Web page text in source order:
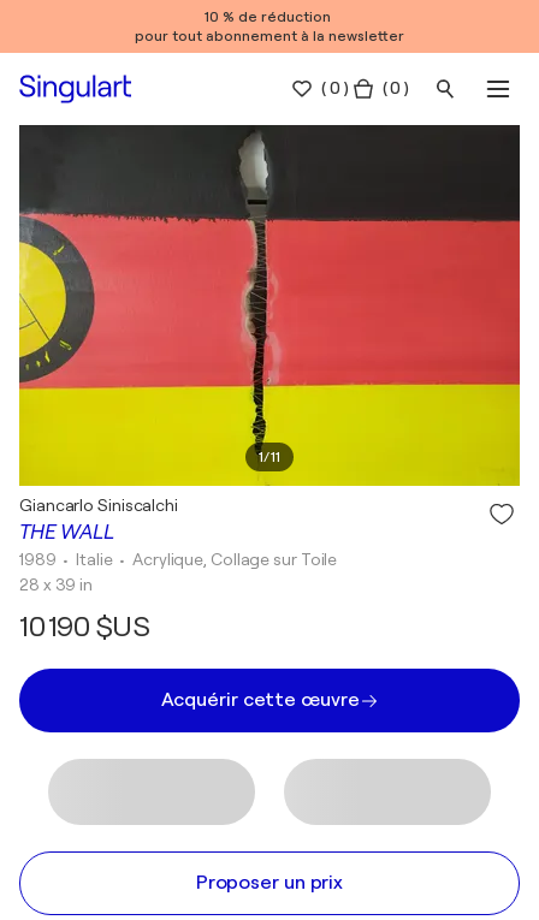
10 % de réduction
pour tout abonnement à la newsletter
(0 ) ( 0 )
1/11
THE WALL
Giancarlo Siniscalchi
1989 • Italie •Acrylique, Collage sur Toile
28 x 39 in
10 190 $US
Acquérir cette œuvre
Proposer un prix